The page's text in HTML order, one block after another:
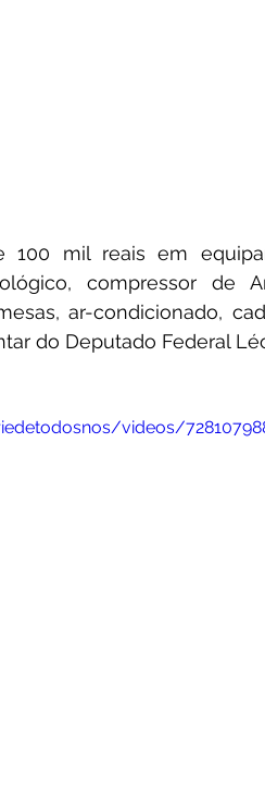
100 mil reais em
compressor de
ar-condicionado,
do Deputado Federal
videos/